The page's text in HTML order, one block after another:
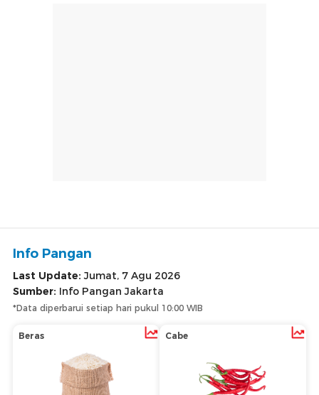
Info Pangan
Last Update:Jumat, 7 Agu 2026
Sumber: Info Pangan Jakarta
*Data diperbarui setiap hari pukul 10:00 WIB
Beras Cabe